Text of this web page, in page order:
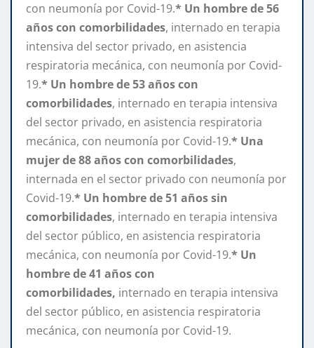
con neumonía por Covid-19.* Un hombre de 56
años con comorbilidades, internado en terapia
intensiva del sector privado, en asistencia
respiratoria mecánica, con neumonía por Covid-
19.* Un hombre de 53 años con
comorbilidades, internado en terapia intensiva
del sector privado, en asistencia respiratoria
mecánica, con neumonía por Covid-19.* Una
mujer de 88 años con comorbilidades,
internada en el sector privado con neumonía por
Covid-19.* Un hombre de 51 años sin
comorbilidades, internado en terapia intensiva
del sector público, en asistencia respiratoria
mecánica, con neumonía por Covid-19.* Un
hombre de 41 años con
comorbilidades, internado en terapia intensiva
del sector público, en asistencia respiratoria
mecánica, con neumonía por Covid-19.